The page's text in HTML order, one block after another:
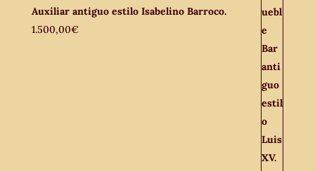
Auxiliar antiguo estilo Isabelino Barroco.
1.500,00€